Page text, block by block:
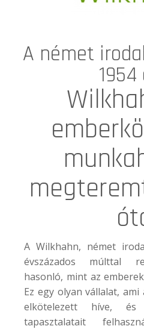
A német
A Wilkhahn, német
évszázados múlttal
hasonló, mint az
Ez egy olyan vállalat,
elkötelezett híve,
tapasztalatait